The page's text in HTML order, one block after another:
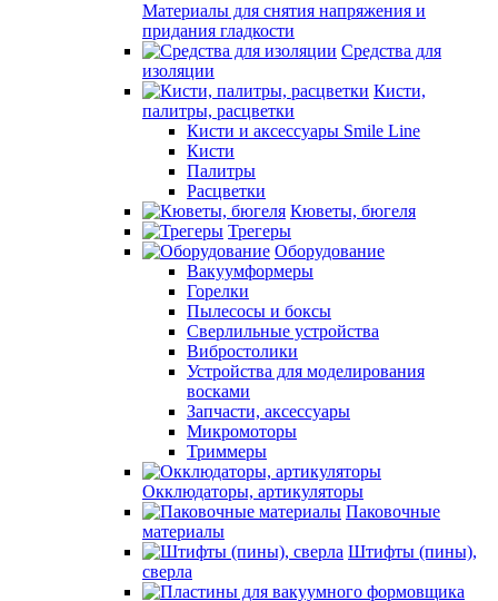
Материалы для снятия напряжения и
придания гладкости
Средства для
изоляции
Кисти,
палитры, расцветки
Кисти и аксессуары Smile Line
Кисти
Палитры
Расцветки
Кюветы, бюгеля
Трегеры
Оборудование
Вакуумформеры
Горелки
Пылесосы и боксы
Сверлильные устройства
Вибростолики
Устройства для моделирования
восками
Запчасти, аксессуары
Микромоторы
Триммеры
Окклюдаторы, артикуляторы
Паковочные
материалы
Штифты (пины),
сверла